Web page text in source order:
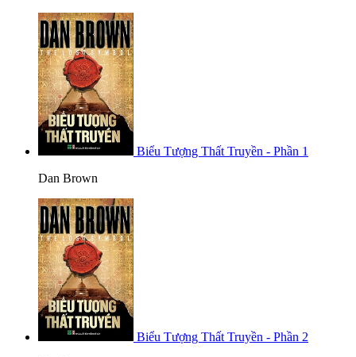
Biểu Tượng Thất Truyền - Phần 1
Dan Brown
Biểu Tượng Thất Truyền - Phần 2